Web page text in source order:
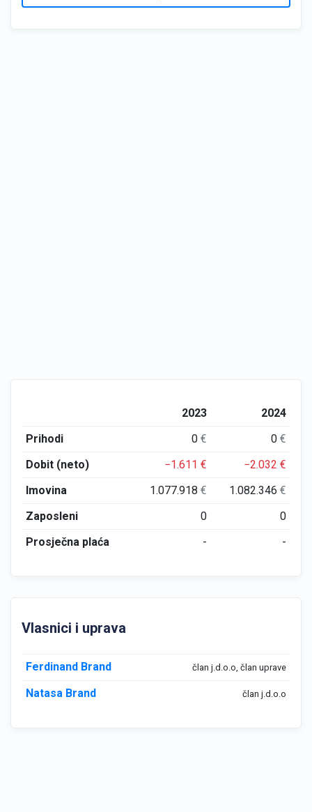
2023
2024
Prihodi
0€ 0€
Dobit (neto)
−1.611€ −2.032€
Imovina
1.077.918€ 1.082.346€
Zaposleni
0
0
Prosječna plaća
- -
Vlasnici i uprava
Ferdinand Brand član j.d.o.o, član uprave
Natasa Brand član j.d.o.o